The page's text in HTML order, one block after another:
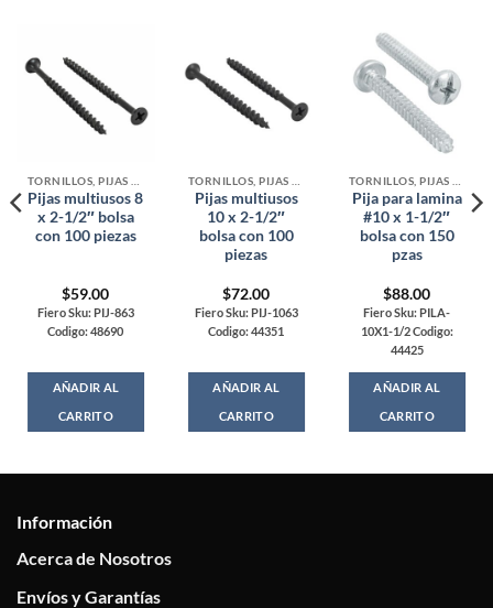
Pijas multiusos 8
x 2-1/2″ bolsa
con 100 piezas
$59.00
Fiero Sku: PIJ-863
Codigo: 48690
AÑADIR AL
CARRITO
Pijas multiusos
10 x 2-1/2″
bolsa con 100
piezas
$72.00
Fiero Sku: PIJ-1063
Codigo: 44351
AÑADIR AL
CARRITO
Pija para lamina
#10 x 1-1/2″
bolsa con 150
pzas
$88.00
Fiero Sku: PILA-
10X1-1/2 Codigo:
44425
AÑADIR AL
CARRITO
Información
Acerca de Nosotros
Envíos y Garantías